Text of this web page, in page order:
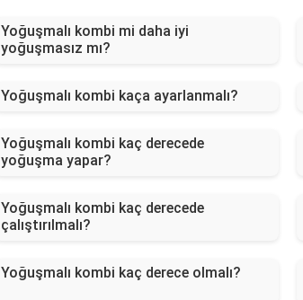
Yoğuşmalı kombi mi daha iyi
yoğuşmasız mı?
Yoğuşmalı kombi kaça ayarlanmalı?
Yoğuşmalı kombi kaç derecede
yoğuşma yapar?
Yoğuşmalı kombi kaç derecede
çalıştırılmalı?
Yoğuşmalı kombi kaç derece olmalı?